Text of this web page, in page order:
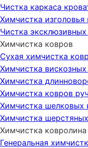
Чистка каркаса
Химчистка изголовья
Чистка
Химчистка ковров
Сухая химчистка
Химчистка
Химчистка
Химчистка ковров
Химчистка шелковых
Химчистка
Химчистка ковролина
Генеральная